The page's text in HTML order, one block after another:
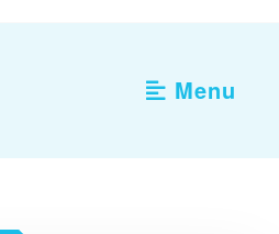
Menu